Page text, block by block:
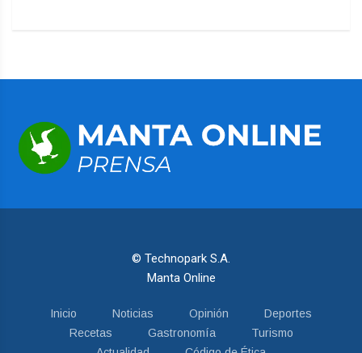
© Technopark S.A.
Manta Online
Inicio Noticias Opinión
Deportes
Recetas
Gastronomía
Turismo